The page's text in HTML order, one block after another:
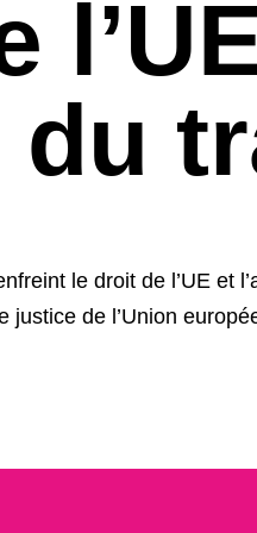
du
le droit de l’UE et
justice de l’Union